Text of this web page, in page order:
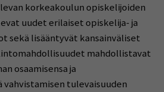
korkeakoulun opiskelijoiden
uudet erilaiset opiskelija- ja
sekä lisääntyvät kansainväliset
mahdollistavat
osaamisensa ja
tulevaisuuden